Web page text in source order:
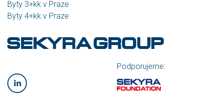
Byty 3+kk v Praze
Byty 4+kk v Praze
Podporujeme: